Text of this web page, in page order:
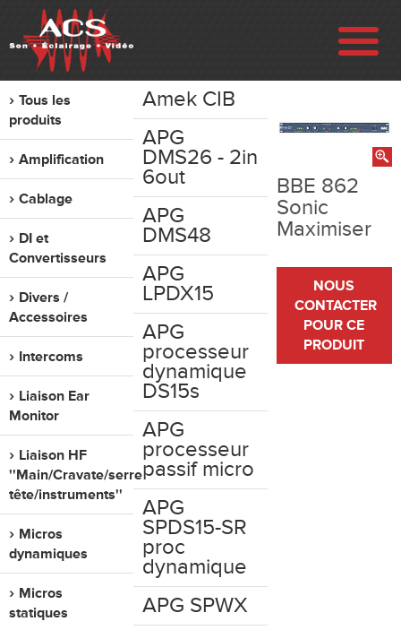
ENTREPRISE
RÉALISATIONS
VENTE
LOCATION
OCCASION
CONTACT
Tous les
produits
Amplification
Cablage
DI et
Convertisseurs
Divers /
Accessoires
Intercoms
Liaison Ear
Monitor
Liaison HF
''Main/Cravate/serre
tête/instruments''
Micros
dynamiques
Micros
statiques
Amek CIB
APG
DMS26 - 2in
6out
APG
DMS48
APG
LPDX15
APG
processeur
dynamique
DS15s
APG
processeur
passif micro
APG
SPDS15-SR
proc
dynamique
APG SPWX
BBE 862
Sonic
Maximiser
NOUS
CONTACTER
POUR CE
PRODUIT